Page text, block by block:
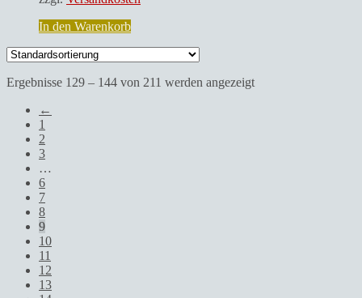
In den Warenkorb
Ergebnisse 129 – 144 von 211 werden angezeigt
←
1
2
3
…
6
7
8
9
10
11
12
13